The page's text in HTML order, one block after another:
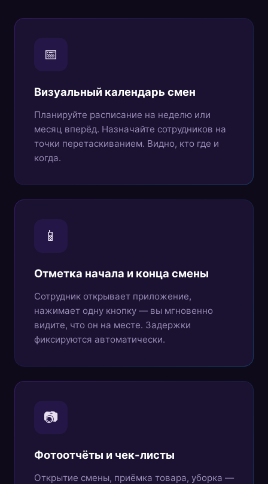
📅
Визуальный календарь смен
Планируйте расписание на неделю или
месяц вперёд. Назначайте сотрудников на
точки перетаскиванием. Видно, кто где и
когда.
📱
Отметка начала и конца смены
Сотрудник открывает приложение,
нажимает одну кнопку — вы мгновенно
видите, что он на месте. Задержки
фиксируются автоматически.
📷
Фотоотчёты и чек-листы
Открытие смены, приёмка товара, уборка —